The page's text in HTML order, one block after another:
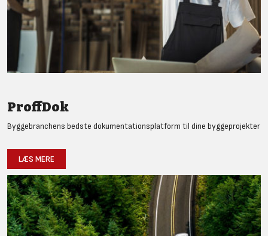
ProffDok
Byggebranchens bedste dokumentationsplatform til dine byggeprojekter
LÆS MERE